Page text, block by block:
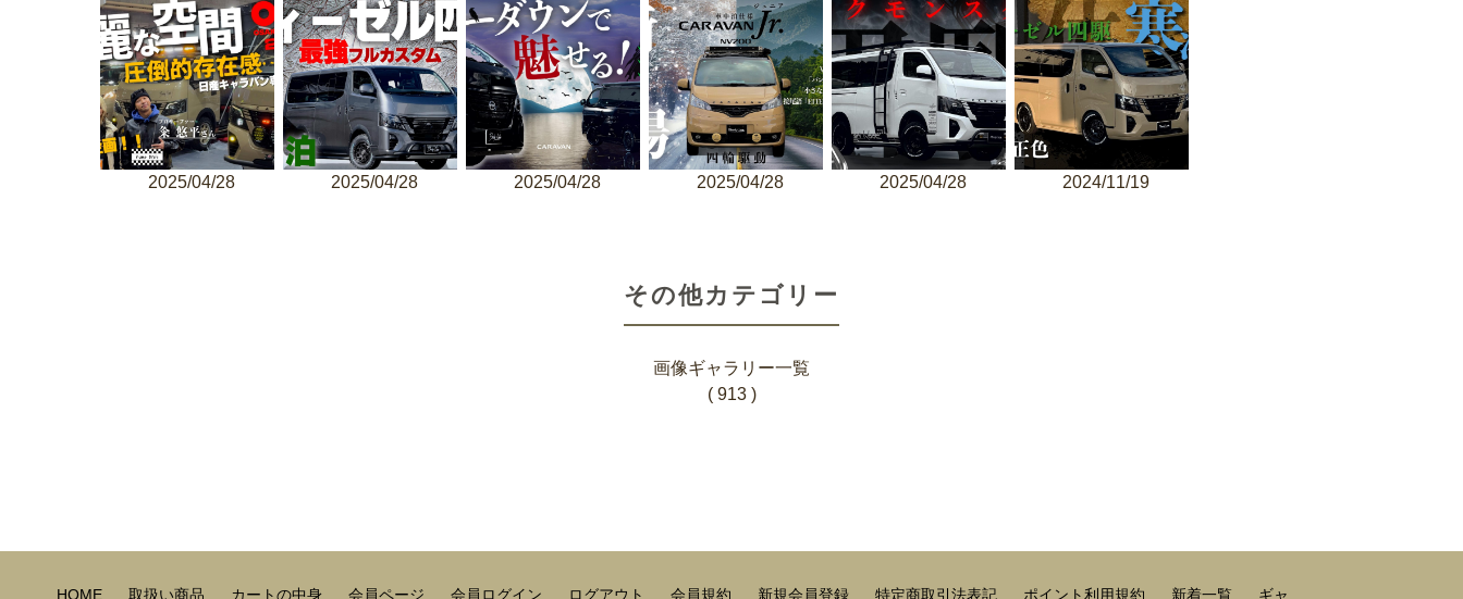
2025/04/28 2025/04/28 2025/04/28 2025/04/28 2025/04/28 2024/11/19
その他カテゴリー
画像ギャラリー一覧
( 913 )
HOME 取扱い商品 カートの中身 会員ページ 会員ログイン ログアウト 会員規約 新規会員登録 特定商取引法表記 ポイント利用規約 新着一覧 ギャ